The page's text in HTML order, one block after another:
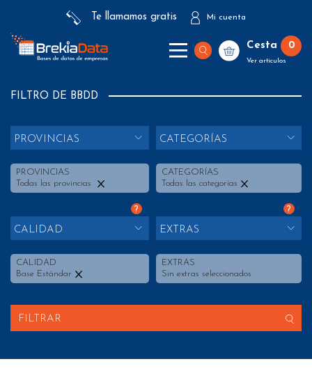
Te llamamos gratis Mi cuenta
Cesta 0
Ver artículos
FILTRO DE BBDD
PROVINCIAS
PROVINCIAS
Todas las provincias
CATEGORÍAS
CATEGORÍAS
Todas las categorías
?
CALIDAD
CALIDAD
Base Estándar
?
EXTRAS
EXTRAS
Sin extras seleccionados
FILTRAR